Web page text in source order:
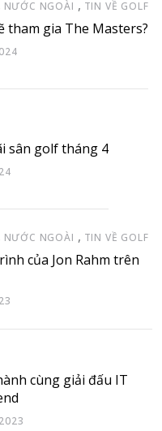
NƯỚC NGOÀI , TIN VỀ GOLF
tham gia The Masters?
sân golf tháng 4
NƯỚC NGOÀI , TIN VỀ GOLF
của Jon Rahm trên
cùng giải đấu IT